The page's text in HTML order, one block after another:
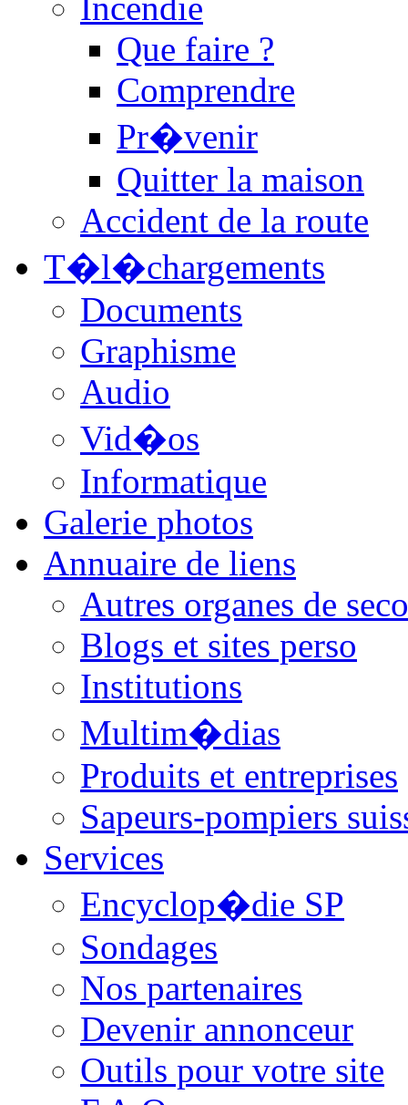
Que faire ?
Comprendre
Pr�venir
Quitter la maison
Accident de la route
T�l�chargements
Documents
Graphisme
Audio
Vid�os
Informatique
Galerie photos
Annuaire de liens
Autres organes de
Blogs et sites perso
Institutions
Multim�dias
Produits et entreprises
Sapeurs-pompiers
Services
Encyclop�die SP
Sondages
Nos partenaires
Devenir annonceur
Outils pour votre site